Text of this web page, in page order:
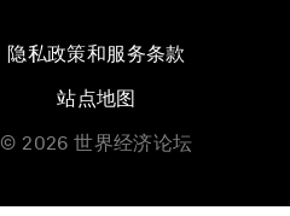
隐私政策和服务条款
站点地图
© 2026 世界经济论坛